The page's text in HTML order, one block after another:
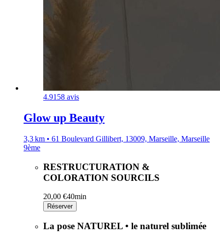
4.9158 avis
Glow up Beauty
3,3 km • 61 Boulevard Gillibert, 13009, Marseille, Marseille
9ème
RESTRUCTURATION &
COLORATION SOURCILS
20,00 €40min
Réserver
La pose NATUREL • le naturel sublimée